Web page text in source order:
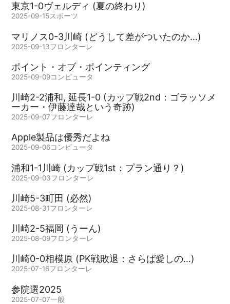
東京1-0ヴェルディ (夏の終わり)
2025-09-15スポーツ
マリノス0-3川崎 (どうして差がついたのか…)
2025-09-13フロンターレ
ポイント・オブ・ポインティング
2025-09-09コンピュータ
川崎2-2浦和, 延長1-0 (カップ戦2nd：ゴラッソメ
ーカー・伊藤達哉という奇跡)
2025-09-07フロンターレ
Apple製品は優秀だよね
2025-09-06コンピュータ
浦和1-1川崎 (カップ戦1st：プラン通り？)
2025-09-03フロンターレ
川崎5-3町田 (必然)
2025-08-31フロンターレ
川崎2-5福岡 (うーん)
2025-08-09フロンターレ
川崎0-0相模原 (PK戦敗退：さらば愛しの…)
2025-07-16フロンターレ
参院選2025
2025-07-07一般